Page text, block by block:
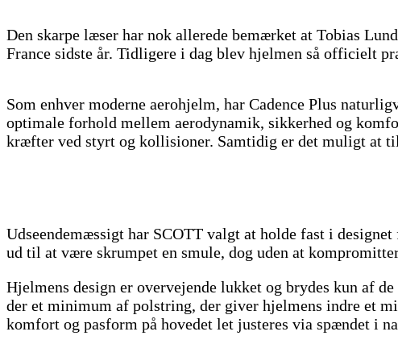
Den skarpe læser har nok allerede bemærket at Tobias
France sidste år. Tidligere i dag blev hjelmen så officielt
Som enhver moderne aerohjelm, har Cadence Plus
optimale forhold mellem aerodynamik, sikkerhed og
kræfter ved styrt og kollisioner. Samtidig er det muligt at
Udseendemæssigt har SCOTT valgt at holde fast i
ud til at være skrumpet en smule, dog uden at
Hjelmens design er overvejende lukket og brydes kun af
der et minimum af polstring, der giver hjelmens indre et
komfort og pasform på hovedet let justeres via spændet i